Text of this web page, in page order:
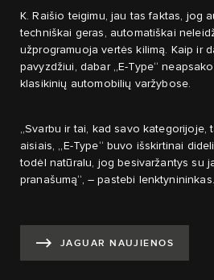
K. Raišio teigimu, jau tas faktas, jog
techniškai geras, automatiškai
užprogramuoja vertės kilimą. Kaip ir
pavyzdžiui, dabar „E-Type“
klasikinių automobilių varžybose.
„Svarbu ir tai, kad savo kategorijoje,
aisiais, „E-Type“ buvo išskirtinai
todėl natūralu, jog besivaržantys su
pranašumą“, – pastebi lenktynininkas.
JAGUAR NAUJIENOS